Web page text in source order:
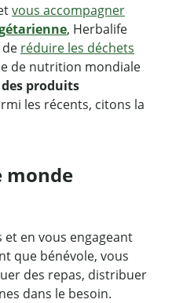
vous accompagner
, Herbalife
réduire les déchets
de nutrition mondiale
produits
les récents, citons la
monde
en vous engageant
que bénévole, vous
des repas, distribuer
dans le besoin.